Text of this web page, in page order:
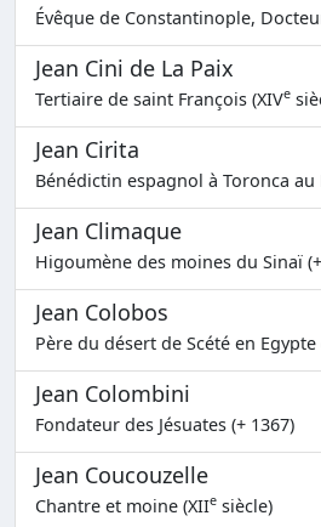
Évêque de Constantinople,
Jean Cini de La Paix
Tertiaire de saint François (XIVe
Jean Cirita
Bénédictin espagnol à Toronca au
Jean Climaque
Higoumène des moines du Sinaï
Jean Colobos
Père du désert de Scété en Egypte
Jean Colombini
Fondateur des Jésuates (+ 1367)
Jean Coucouzelle
Chantre et moine (XIIe siècle)